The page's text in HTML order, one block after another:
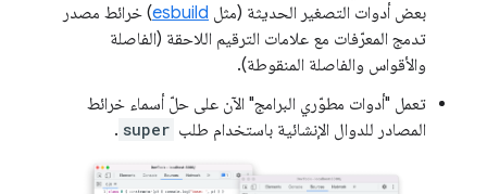
بعض أدوات التصغير الحديثة (مثل esbuild) خرائط مصدر
تدمج المعرّفات مع علامات الترقيم اللاحقة (الفاصلة
والأقواس والفاصلة المنقوطة).
تعمل "أدوات مطوّري البرامج" الآن على حلّ أسماء خرائط
المصادر للدوال الإنشائية باستخدام طلب super
.